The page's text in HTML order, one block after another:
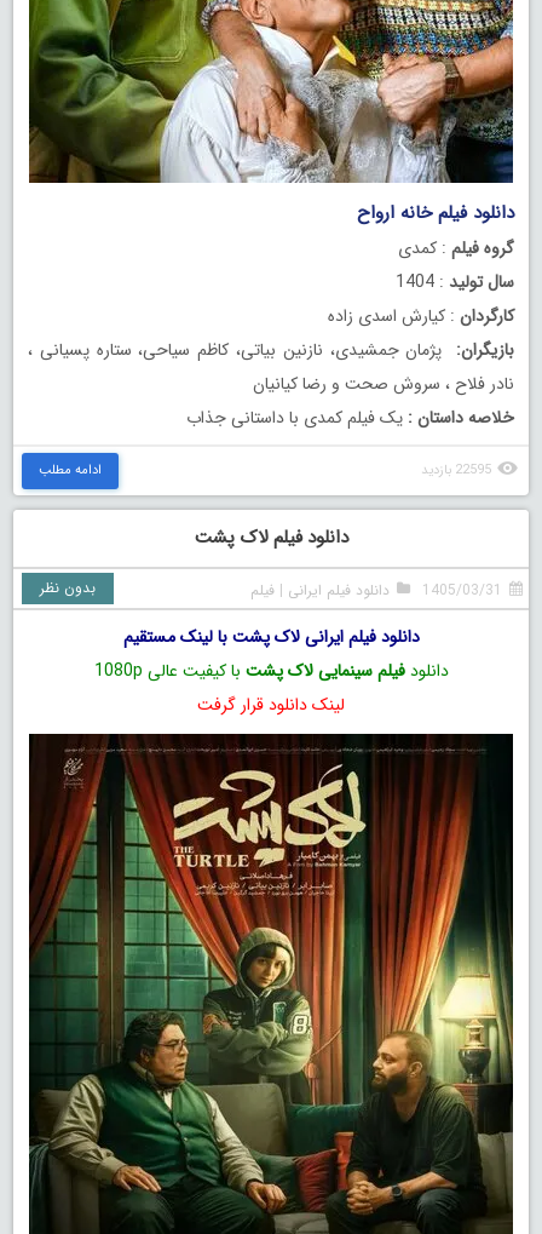
دانلود فیلم خانه ارواح
گروه فیلم : کمدی
سال تولید : 1404
کارگردان : کیارش اسدی‌ زاده
بازیگران: پژمان جمشيدى، نازنين بياتى، كاظم سياحى، ستاره پسيانى ،
نادر فلاح ، سروش صحت و رضا کیانیان
خلاصه داستان : یک فیلم کمدی با داستانی جذاب
22595 بازدید ادامه مطلب
دانلود فیلم لاک پشت
1405/03/31 دانلود فیلم ایرانی |فیلم بدون نظر
دانلود فیلم ایرانی لاک پشت با لینک مستقیم
دانلودفیلم سینمایی لاک پشت با کیفیت عالی 1080p
لینک دانلود قرار گرفت